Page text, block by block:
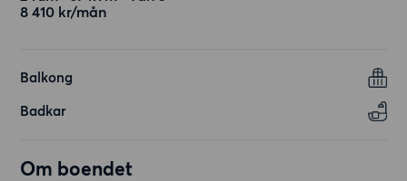
8 410 kr/mån
Balkong
Badkar
Om boendet